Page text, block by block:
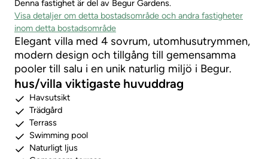
Denna fastighet är del av Begur Gardens.
Visa detaljer om detta bostadsområde och andra fastigheter
inom detta bostadsområde
Elegant villa med 4 sovrum, utomhusutrymmen,
modern design och tillgång till gemensamma
pooler till salu i en unik naturlig miljö i Begur.
hus/villa viktigaste huvuddrag
Havsutsikt
Trädgård
Terrass
Swimming pool
Naturligt ljus